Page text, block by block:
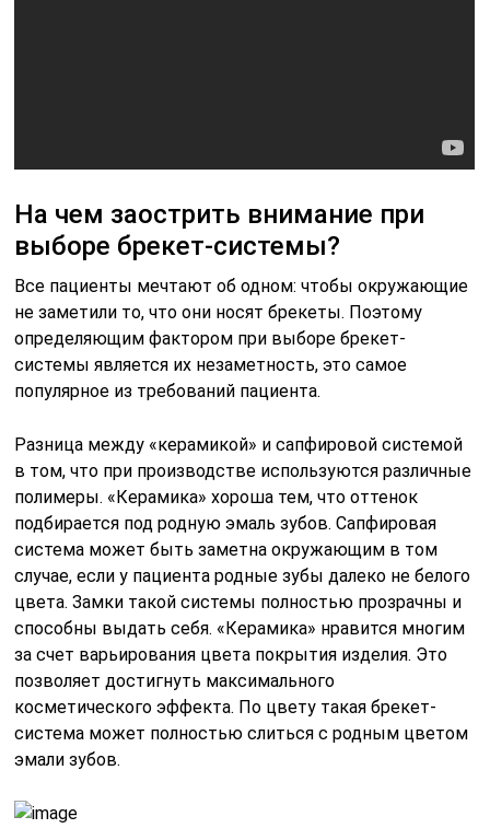
На чем заострить внимание при
выборе брекет-системы?
Все пациенты мечтают об одном: чтобы окружающие
не заметили то, что они носят брекеты. Поэтому
определяющим фактором при выборе брекет-
системы является их незаметность, это самое
популярное из требований пациента.
Разница между «керамикой» и сапфировой системой
в том, что при производстве используются различные
полимеры. «Керамика» хороша тем, что оттенок
подбирается под родную эмаль зубов. Сапфировая
система может быть заметна окружающим в том
случае, если у пациента родные зубы далеко не белого
цвета. Замки такой системы полностью прозрачны и
способны выдать себя. «Керамика» нравится многим
за счет варьирования цвета покрытия изделия. Это
позволяет достигнуть максимального
косметического эффекта. По цвету такая брекет-
система может полностью слиться с родным цветом
эмали зубов.